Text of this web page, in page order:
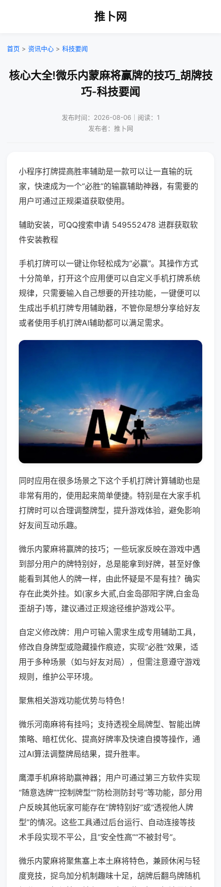
推卜网
首页 > 资讯中心 > 科技要闻
核心大全!微乐内蒙麻将赢牌的技巧_胡牌技
巧-科技要闻
发布时间：2026-08-06｜阅读：1
发布者：推卜网
小程序打牌提高胜率辅助是一款可以让一直输的玩
家，快速成为一个“必胜”的输赢辅助神器，有需要的
用户可通过正规渠道获取使用。
辅助安装，可QQ搜索申请 549552478 进群获取软
件安装教程
手机打牌可以一键让你轻松成为“必赢”。其操作方式
十分简单，打开这个应用便可以自定义手机打牌系统
规律，只需要输入自己想要的开挂功能，一键便可以
生成出手机打牌专用辅助器，不管你是想分享给好友
或者使用手机打牌AI辅助都可以满足需求。
同时应用在很多场景之下这个手机打牌计算辅助也是
非常有用的，使用起来简单便捷。特别是在大家手机
打牌时可以合理调整牌型，提升游戏体验，避免影响
好友间互动乐趣。
微乐内蒙麻将赢牌的技巧；一些玩家反映在游戏中遇
到部分用户的牌特别好，总是能拿到好牌，甚至好像
能看到其他人的牌一样，由此怀疑是不是有挂？确实
存在此类外挂。如(家乡大贰,白金岛邵阳字牌,白金岛
歪胡子)等，建议通过正规途径维护游戏公平。
自定义修改牌：用户可输入需求生成专用辅助工具，
修改自身牌型或隐藏操作痕迹，实现“必胜”效果，适
用于多种场景（如与好友对局），但需注意遵守游戏
规则，维护公平环境。
聚焦相关游戏功能优势与特色！
微乐河南麻将有挂吗；支持透视全局牌型、智能出牌
策略、暗杠优化、提高好牌率及快速自摸等操作，通
过AI算法调整牌局结果，提升胜率。
鹰潭手机麻将助赢神器；用户可通过第三方软件实现
“随意选牌”“控制牌型”“防检测防封号”等功能，部分用
户反映其他玩家可能存在“牌特别好”或“透视他人牌
型”的情况。这些工具通过后台运行、自动连接等技
术手段实现不平公，且“安全性高”“不被封号”。
微乐内蒙麻将聚焦塞上本土麻将特色，兼顾休闲与轻
度竞技，捉鸟加分机制趣味十足，胡牌后翻鸟牌随机